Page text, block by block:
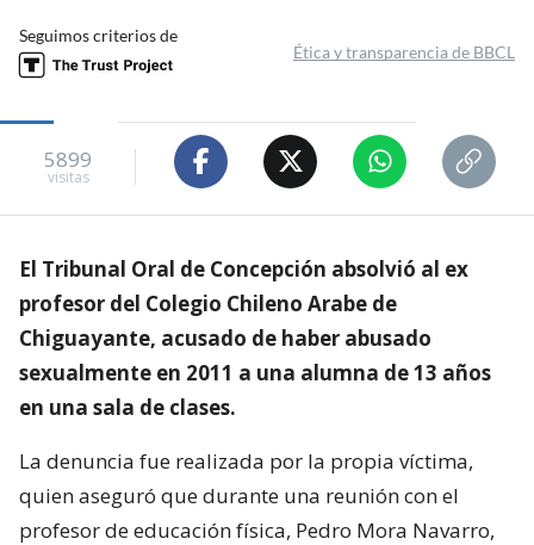
Seguimos criterios de
Ética y transparencia de BBCL
5899
visitas
El Tribunal Oral de Concepción absolvió al ex
profesor del Colegio Chileno Arabe de
Chiguayante, acusado de haber abusado
sexualmente en 2011 a una alumna de 13 años
en una sala de clases.
La denuncia fue realizada por la propia víctima,
quien aseguró que durante una reunión con el
profesor de educación física, Pedro Mora Navarro,